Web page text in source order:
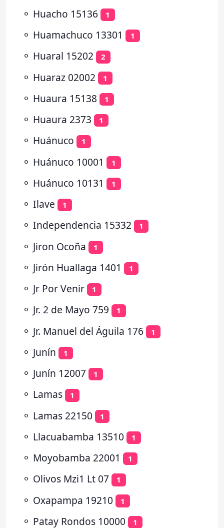
⚬ Huacho 15136 1
⚬ Huamachuco 13301 1
⚬ Huaral 15202 2
⚬ Huaraz 02002 1
⚬ Huaura 15138 1
⚬ Huaura 2373 1
⚬ Huánuco 1
⚬ Huánuco 10001 1
⚬ Huánuco 10131 1
⚬ Ilave 1
⚬ Independencia 15332 1
⚬ Jiron Ocoña 1
⚬ Jirón Huallaga 1401 1
⚬ Jr Por Venir 1
⚬ Jr. 2 de Mayo 759 1
⚬ Jr. Manuel del Águila 176 1
⚬ Junín 1
⚬ Junín 12007 1
⚬ Lamas 1
⚬ Lamas 22150 1
⚬ Llacuabamba 13510 1
⚬ Moyobamba 22001 1
⚬ Olivos Mzi1 Lt 07 1
⚬ Oxapampa 19210 1
⚬ Patay Rondos 10000 1